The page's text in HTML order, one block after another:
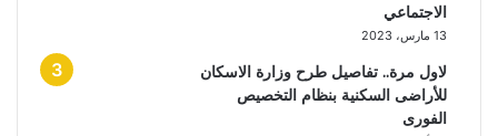
الاجتماعي
13 مارس، 2023
لاول مرة.. تفاصيل طرح وزارة الاسكان
للأراضى السكنية بنظام التخصيص
الفورى